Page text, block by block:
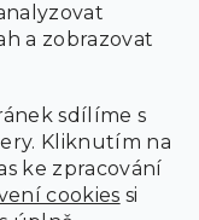
a zobrazovat
sdílíme s
Kliknutím na
ke zpracování
cookies si